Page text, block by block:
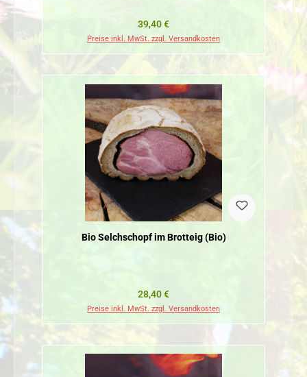
Regulärer Preis:
39,40 €
Preise inkl. MwSt. zzgl. Versandkosten
Bio Selchschopf im Brotteig (Bio)
Regulärer Preis:
28,40 €
Preise inkl. MwSt. zzgl. Versandkosten